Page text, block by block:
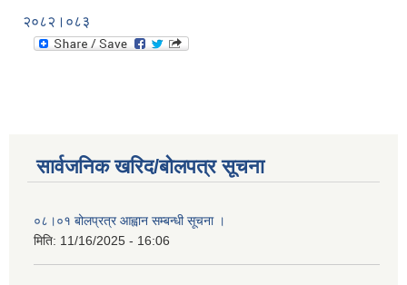
२०८२।०८३
सार्वजनिक खरिद/बोलपत्र सूचना
०८।०१ बोलप्रत्र आह्वान सम्बन्धी सूचना ।
मिति: 11/16/2025 - 16:06